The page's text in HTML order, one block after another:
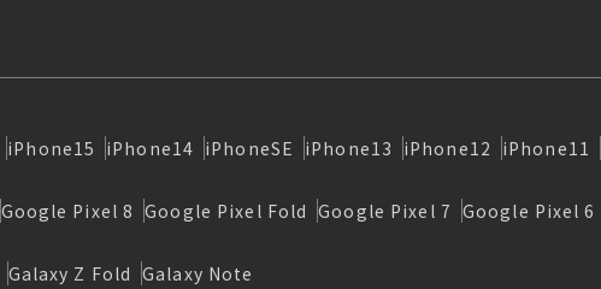
iPhone15 iPhone14 iPhoneSE iPhone13 iPhone12 iPhone11
Google Pixel 8 Google Pixel Fold Google Pixel 7 Google Pixel 6
Galaxy Z Fold Galaxy Note